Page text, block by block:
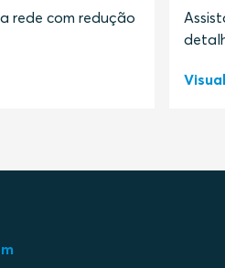
rede com redução